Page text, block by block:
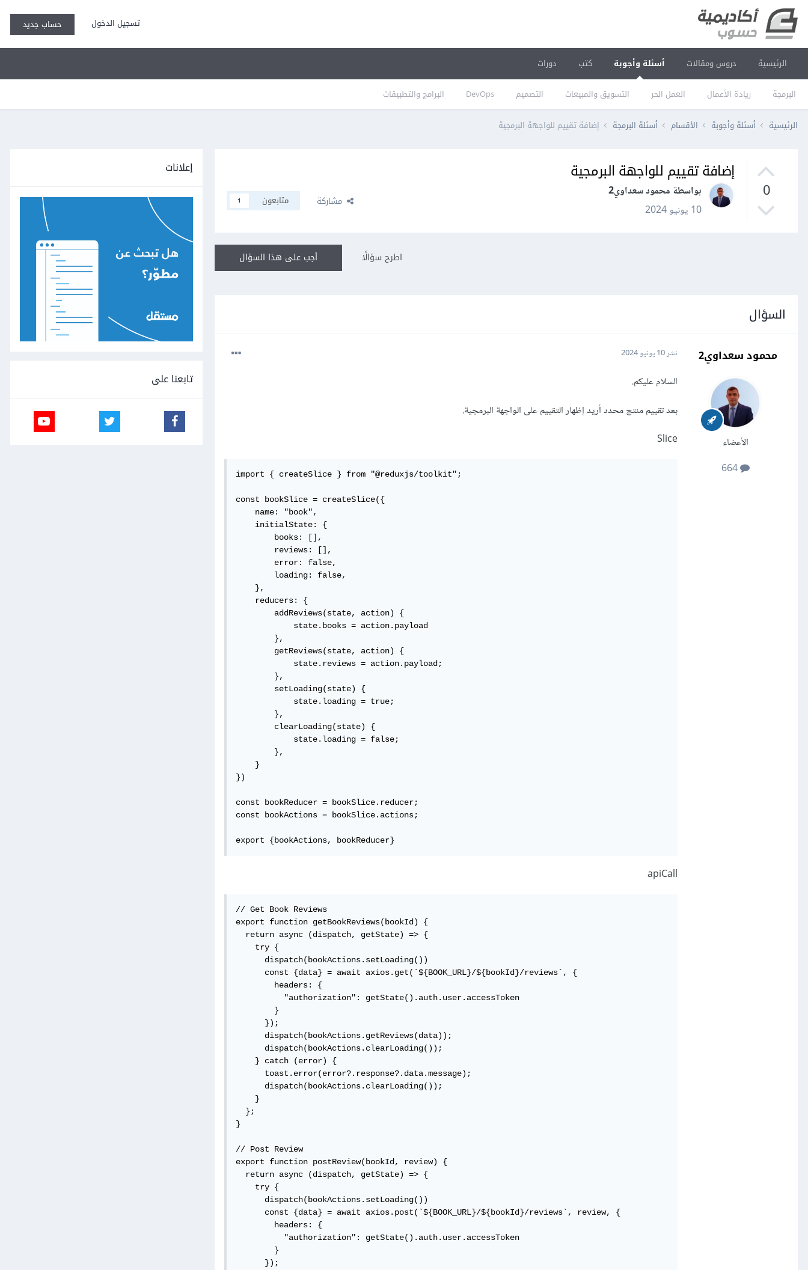
تسجيل الدخول حساب جديد
الرئيسية دروس ومقالات أسئلة وأجوبة
البرمجة ريادة الأعمال العمل الحر التسويق والمبيعات التصميم DevOps البرامج والتطبيقات
كتب دورات
الرئيسية أسئلة وأجوبة الأقسام أسئلة البرمجة إضافة تقييم للواجهة البرمجية
0
إضافة تقييم للواجهة البرمجية
بواسطة محمود سعداوي2
10 يونيو 2024
مشاركة متابعون 1
أجب على هذا السؤال اطرح سؤالًا
السؤال
محمود سعداوي2
الأعضاء
664
نشر10 يونيو 2024
السلام عليكم.
بعد تقييم منتج محدد أريد إظهار التقييم على الواجهة البرمجية.
Slice
import { createSlice } from "@reduxjs/toolkit";
const bookSlice = createSlice({
    name: "book",
    initialState: {
        books: [],
        reviews: [],
        error: false,
        loading: false,
    },
    reducers: {
        addReviews(state, action) {
            state.books = action.payload
        },
        getReviews(state, action) {
            state.reviews = action.payload;
        },
        setLoading(state) {
            state.loading = true;
        },
        clearLoading(state) {
            state.loading = false;
        },
    }
})
const bookReducer = bookSlice.reducer;
const bookActions = bookSlice.actions;
export {bookActions, bookReducer}
apiCall
// Get Book Reviews
export function getBookReviews(bookId) {
  return async (dispatch, getState) => {
    try {
      dispatch(bookActions.setLoading())
      const {data} = await axios.get(`${BOOK_URL}/${bookId}/reviews`, {
        headers: {
          "authorization": getState().auth.user.accessToken
        }
      });
      dispatch(bookActions.getReviews(data));
      dispatch(bookActions.clearLoading());
    } catch (error) {
      toast.error(error?.response?.data.message);
      dispatch(bookActions.clearLoading());
    }
  };
}
// Post Review
export function postReview(bookId, review) {
  return async (dispatch, getState) => {
    try {
      dispatch(bookActions.setLoading())
      const {data} = await axios.post(`${BOOK_URL}/${bookId}/reviews`, review, {
        headers: {
          "authorization": getState().auth.user.accessToken
        }
      });
إعلانات
تابعنا على